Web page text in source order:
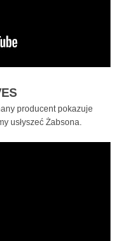
producent pokazuje
usłyszeć Żabsona.